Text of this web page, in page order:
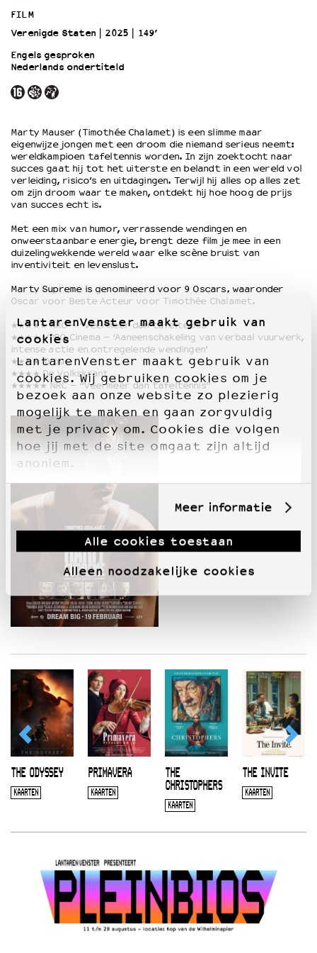
LantarenVenster maakt gebruik van
cookies
LantarenVenster maakt gebruik van
cookies. Wij gebruiken cookies om je
bezoek aan onze website zo plezierig
mogelijk te maken en gaan zorgvuldig
met je privacy om. Cookies die volgen
hoe jij met de site omgaat zijn altijd
anoniem.
Meer informatie
Alle cookies toestaan
Alleen noodzakelijke cookies
OVER LANTARENVENSTER
Wat we doen
Werken bij
Wie is wie
Partners
Huisregels
Privacyverklaring
Integriteits- en gedragscode
Duurzaamheid
Culturele boycot Israël
Ruimte voor artistieke vrijheid – VNPF
FILM
Verenigde Staten
2025
149’
Engels gesproken
Nederlands ondertiteld
Marty Mauser (Timothée Chalamet) is een slimme maar
eigenwijze jongen met een droom die niemand serieus neemt:
wereldkampioen tafeltennis worden. In zijn zoektocht naar
succes gaat hij tot het uiterste en belandt in een wereld vol
verleiding, risico’s en uitdagingen. Terwijl hij alles op alles zet
om zijn droom waar te maken, ontdekt hij hoe hoog de prijs
van succes echt is.
Met een mix van humor, verrassende wendingen en
onweerstaanbare energie, brengt deze film je mee in een
duizelingwekkende wereld waar elke scène bruist van
inventiviteit en levenslust.
Marty Supreme is genomineerd voor 9 Oscars, waaronder
Oscar voor Beste Acteur voor Timothée Chalamet.
★★★★★ NRC – “Veel meer dan tafeltennis”
★★★★ VPRO Cinema – ‘Aaneenschakeling van verbaal vuurwerk,
intense actie en ontregelende wendingen’
★★★★ Trouw
★★★★ De Volkskrant
★★★★★ NRC – “Veel meer dan tafeltennis”
THE ODYSSEY
KAARTEN
PRIMAVERA
KAARTEN
THE
CHRISTOPHERS
KAARTEN
THE INVITE
KAARTEN